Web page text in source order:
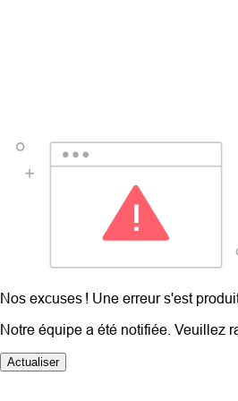
Nos excuses ! Une erreur s'est
Notre équipe a été notifiée. Veuillez
Actualiser